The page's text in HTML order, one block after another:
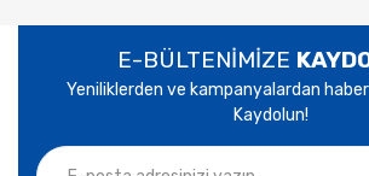
E-BÜLTENİMİZE
Yeniliklerden ve kampanyalardan
Kaydolun!